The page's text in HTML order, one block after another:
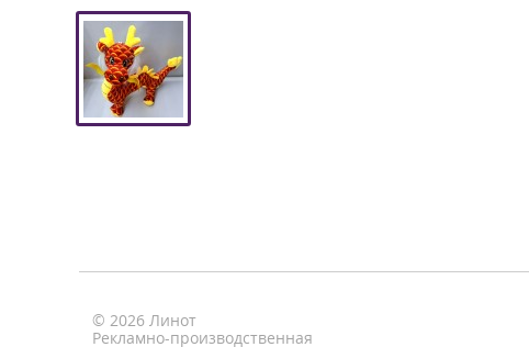
© 2026 Линот
Рекламно-производственная